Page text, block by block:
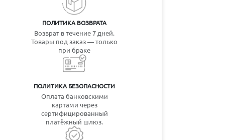
ПОЛИТИКА ВОЗВРАТА
Возврат в течение 7 дней.
Товары под заказ — только
при браке
ПОЛИТИКА БЕЗОПАСНОСТИ
Оплата банковскими
картами через
сертифицированный
платёжный шлюз.